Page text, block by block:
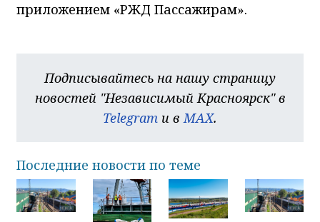
приложением «РЖД Пассажирам».
Подписывайтесь на нашу страницу
новостей "Независимый Красноярск" в
Telegram и вMAX.
Последние новости по теме